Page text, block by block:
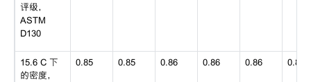
评级，
ASTM
D130
15.6 C 下
的密度，
0.85 0.85 0.86 0.86 0.86 0.87